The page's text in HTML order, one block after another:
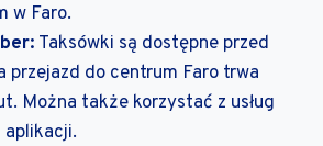
w Faro.
Taksówki są dostępne przed
przejazd do centrum Faro trwa
Można także korzystać z usług
aplikacji.